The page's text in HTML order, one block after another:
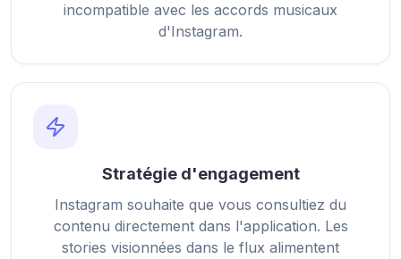
incompatible avec les accords musicaux
d'Instagram.
Stratégie d'engagement
Instagram souhaite que vous consultiez du
contenu directement dans l'application. Les
stories visionnées dans le flux alimentent